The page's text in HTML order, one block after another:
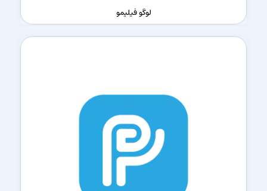
لوگو فیلیمو